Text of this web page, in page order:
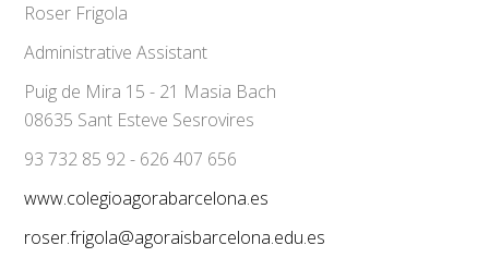
Roser Frigola
Administrative Assistant
Puig de Mira 15 - 21 Masia Bach
08635 Sant Esteve Sesrovires
93 732 85 92 - 626 407 656
www.colegioagorabarcelona.es
roser.frigola@agoraisbarcelona.edu.es